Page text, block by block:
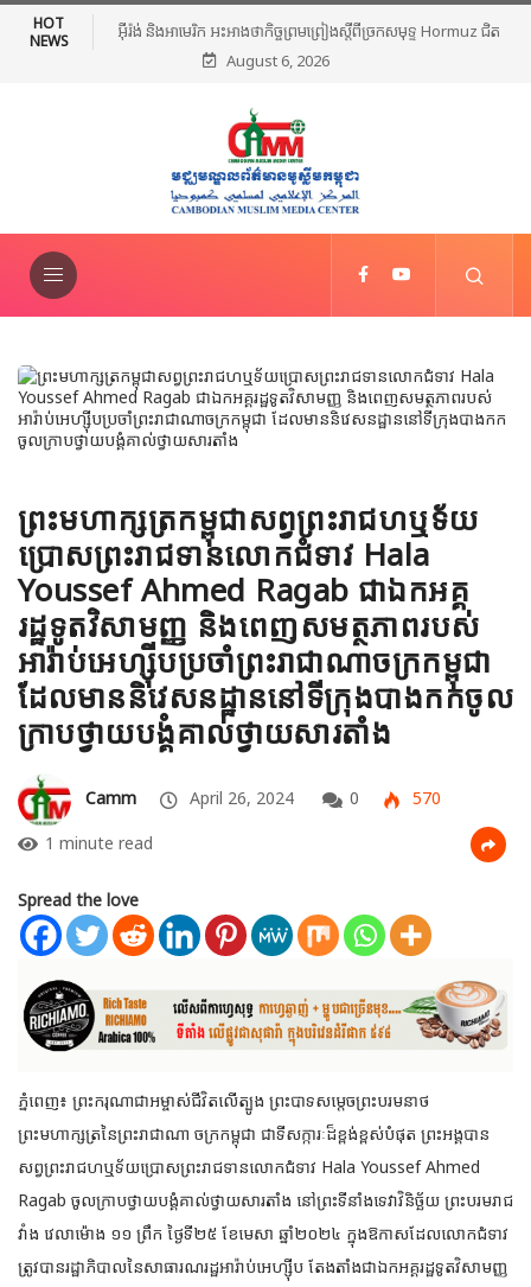
HOT
NEWS
អ៊ីរ៉ង់ និងអាមេរិក អះអាងថាកិច្ចព្រមព្រៀងស្តីពីច្រកសមុទ្ទ Hormuz ជិត
សម្រេចបានហើយ
August 6, 2026
ព្រះមហាក្សត្រកម្ពុជាសព្វព្រះរាជហឬទ័យ
ប្រោសព្រះរាជទានលោកជំទាវ Hala
Youssef Ahmed Ragab ជាឯកអគ្គ
រដ្ឋទូតវិសាមញ្ញ និងពេញសមត្ថភាពរបស់
អារ៉ាប់អេហ្ស៊ីបប្រចាំព្រះរាជាណាចក្រកម្ពុជា
ដែលមាននិវេសនដ្ឋាននៅទីក្រុងបាងកកចូល
ក្រាបថ្វាយបង្គំគាល់ថ្វាយសារតាំង
Camm April 26, 2024 0
570
1 minute read
Spread the love
ភ្នំពេញ៖ ព្រះករុណាជាអម្ចាស់ជីវិតលើត្បូង ព្រះបាទសម្តេចព្រះបរមនាថ
ព្រះមហាក្សត្រនៃព្រះរាជាណា ចក្រកម្ពុជា ជាទីសក្ការៈដ៏ខ្ពង់ខ្ពស់បំផុត ព្រះអង្គបាន
សព្វព្រះរាជហឬទ័យប្រោសព្រះរាជទានលោកជំទាវ Hala Youssef Ahmed
Ragab ចូលក្រាបថ្វាយបង្គំគាល់ថ្វាយសារតាំង នៅព្រះទីនាំងទេវាវិនិច្ឆ័យ ព្រះបរមរាជ
វាំង វេលាម៉ោង ១១ ព្រឹក ថ្ងៃទី២៥ ខែមេសា ឆ្នាំ២០២៤ ក្នុងឱកាសដែលលោកជំទាវ
ត្រូវបានរដ្ឋាភិបាលនៃសាធារណរដ្ឋអារ៉ាប់អេហ្ស៊ីប តែងតាំងជាឯកអគ្គរដ្ឋទូតវិសាមញ្ញ